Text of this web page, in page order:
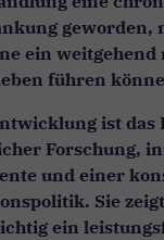
geworden,
ein weitgehend
führen
ist das
Forschung,
und einer
Sie
ein